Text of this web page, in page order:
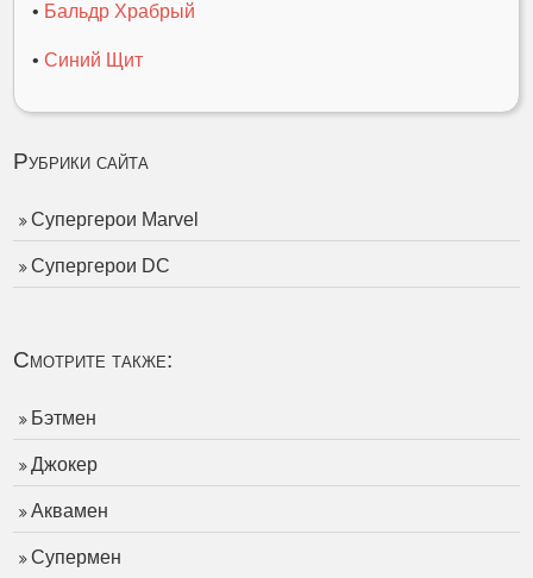
• Бальдр Храбрый
•Синий Щит
Рубрики сайта
Супергерои Marvel
Супергерои DC
Смотрите также:
Бэтмен
Джокер
Аквамен
Супермен